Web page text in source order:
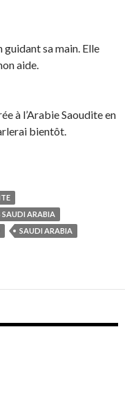
guidant sa main. Elle
aide.
à l’Arabie Saoudite en
bientôt.
SAUDI ARABIA
SAUDI ARABIA